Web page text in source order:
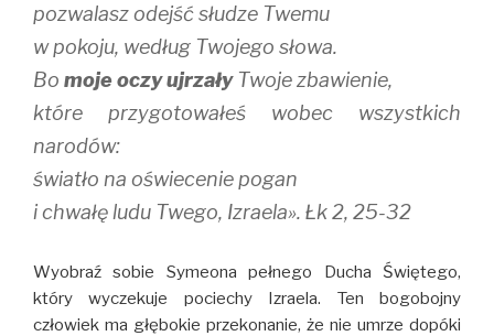
pozwalasz odejść słudze Twemu
w pokoju, według Twojego słowa.
Bo moje oczy ujrzałyTwoje zbawienie,
które przygotowałeś wobec wszystkich
narodów:
światło na oświecenie pogan
i chwałę ludu Twego, Izraela». Łk 2, 25-32
Wyobraź sobie Symeona pełnego Ducha Świętego,
który wyczekuje pociechy Izraela. Ten bogobojny
człowiek ma głębokie przekonanie, że nie umrze dopóki